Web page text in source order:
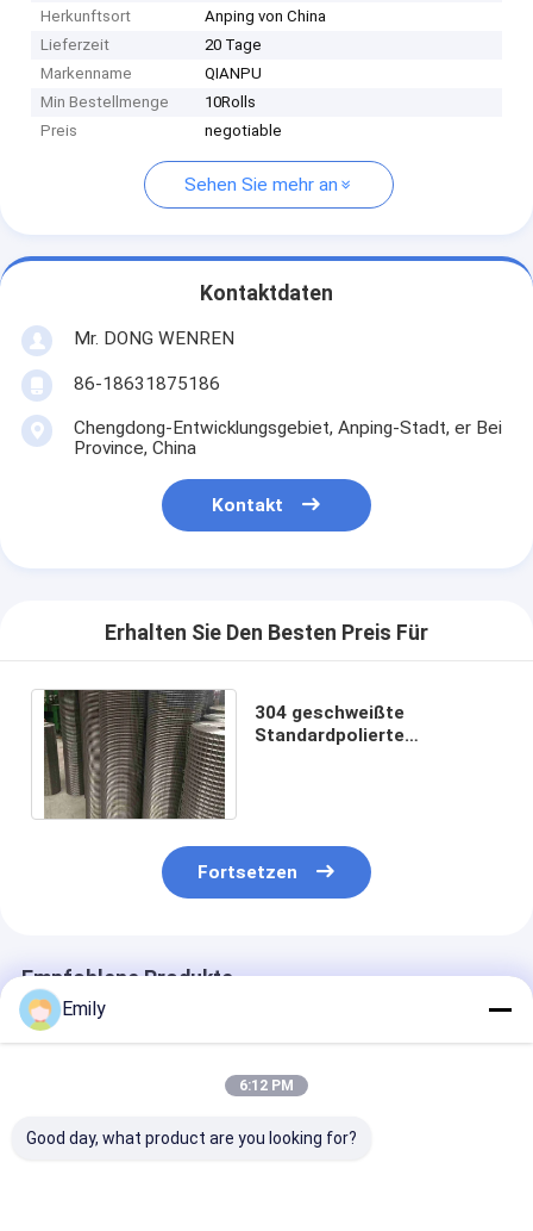
Herkunftsort
Anping von China
Lieferzeit
20 Tage
Markenname
QIANPU
Min Bestellmenge
10Rolls
Preis
negotiable
Sehen Sie mehr an
Kontaktdaten
Mr. DONG WENREN
86-18631875186
Chengdong-Entwicklungsgebiet, Anping-Stadt, er Bei
Province, China
Kontakt
Erhalten Sie Den Besten Preis Für
304 geschweißte
Standardpolierte
Fortsetzen
Empfohlene Produkte
Emily
6:12 PM
Good day, what product are you looking for?